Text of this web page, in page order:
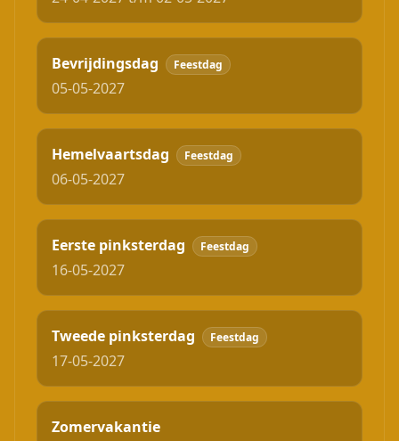
Bevrijdingsdag Feestdag
05-05-2027
Hemelvaartsdag Feestdag
06-05-2027
Eerste pinksterdag Feestdag
16-05-2027
Tweede pinksterdag Feestdag
17-05-2027
Zomervakantie